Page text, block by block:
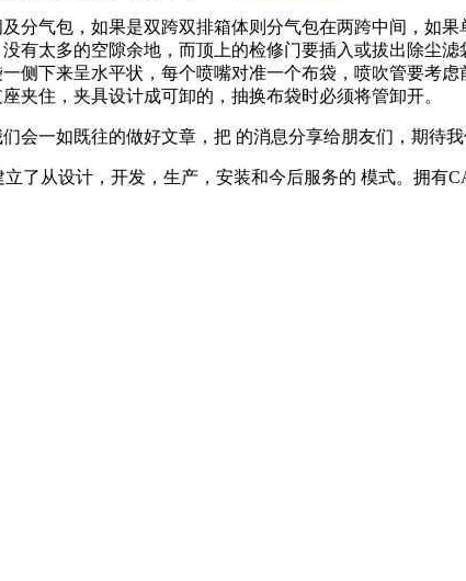
气包，如果是双跨双排箱体则分气包在两跨中间，如果
有太多的空隙余地，而顶上的检修门要插入或拔出除尘
下来呈水平状，每个喷嘴对准一个布袋，喷吹管要考
夹住，夹具设计成可卸的，抽换布袋时必须将管卸开。
一如既往的做好文章，把 的消息分享给朋友们，期待我
了从设计，开发，生产，安装和今后服务的 模式。拥有